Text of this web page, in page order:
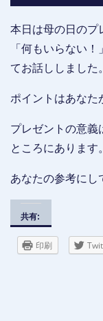
本日は母の日のプ
「何もいらない
てお話ししました。
ポイントはあなた
プレゼントの意義
ところにあります。
あなたの参考にし
共有:
印刷